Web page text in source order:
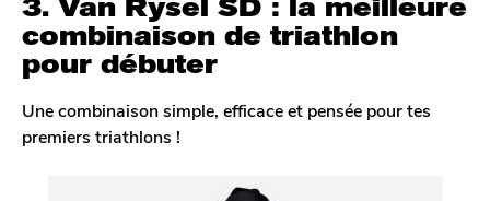
3. Van Rysel SD : la meilleure
combinaison de triathlon
pour débuter
Une combinaison simple, efficace et pensée pour tes
premiers triathlons !